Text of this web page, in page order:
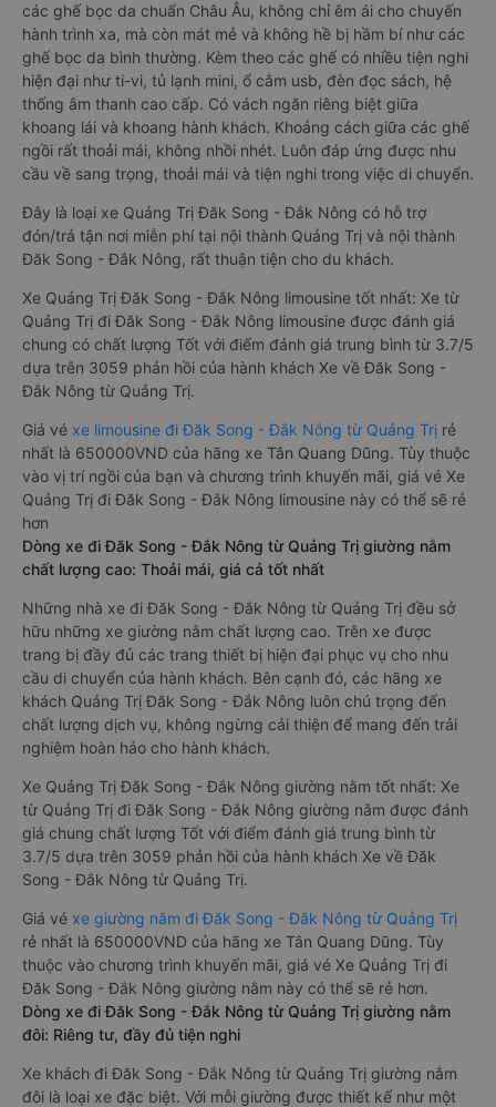
các ghế bọc da chuẩn Châu Âu, không chỉ êm ái cho chuyến
hành trình xa, mà còn mát mẻ và không hề bị hầm bí như các
ghế bọc da bình thường. Kèm theo các ghế có nhiều tiện nghi
hiện đại như ti-vi, tủ lạnh mini, ổ cắm usb, đèn đọc sách, hệ
thống âm thanh cao cấp. Có vách ngăn riêng biệt giữa
khoang lái và khoang hành khách. Khoảng cách giữa các ghế
ngồi rất thoải mái, không nhồi nhét. Luôn đáp ứng được nhu
cầu về sang trọng, thoải mái và tiện nghi trong việc di chuyển.
Đây là loại xe Quảng Trị Đăk Song - Đắk Nông có hỗ trợ
đón/trả tận nơi miễn phí tại nội thành Quảng Trị và nội thành
Đăk Song - Đắk Nông, rất thuận tiện cho du khách.
Xe Quảng Trị Đăk Song - Đắk Nông limousine tốt nhất: Xe từ
Quảng Trị đi Đăk Song - Đắk Nông limousine được đánh giá
chung có chất lượng Tốt với điểm đánh giá trung bình từ 3.7/5
dựa trên 3059 phản hồi của hành khách Xe về Đăk Song -
Đắk Nông từ Quảng Trị.
Giá vé xe limousine đi Đăk Song - Đắk Nông từ Quảng Trị rẻ
nhất là 650000VND của hãng xe Tân Quang Dũng. Tùy thuộc
vào vị trí ngồi của bạn và chương trình khuyến mãi, giá vé Xe
Quảng Trị đi Đăk Song - Đắk Nông limousine này có thể sẽ rẻ
hơn
Dòng xe đi Đăk Song - Đắk Nông từ Quảng Trị giường nằm
chất lượng cao: Thoải mái, giá cả tốt nhất
Những nhà xe đi Đăk Song - Đắk Nông từ Quảng Trị đều sở
hữu những xe giường nằm chất lượng cao. Trên xe được
trang bị đầy đủ các trang thiết bị hiện đại phục vụ cho nhu
cầu di chuyển của hành khách. Bên cạnh đó, các hãng xe
khách Quảng Trị Đăk Song - Đắk Nông luôn chú trọng đến
chất lượng dịch vụ, không ngừng cải thiện để mang đến trải
nghiệm hoàn hảo cho hành khách.
Xe Quảng Trị Đăk Song - Đắk Nông giường nằm tốt nhất: Xe
từ Quảng Trị đi Đăk Song - Đắk Nông giường nằm được đánh
giá chung chất lượng Tốt với điểm đánh giá trung bình từ
3.7/5 dựa trên 3059 phản hồi của hành khách Xe về Đăk
Song - Đắk Nông từ Quảng Trị.
Giá vé xe giường nằm đi Đăk Song - Đắk Nông từ Quảng Trị
rẻ nhất là 650000VND của hãng xe Tân Quang Dũng. Tùy
thuộc vào chương trình khuyến mãi, giá vé Xe Quảng Trị đi
Đăk Song - Đắk Nông giường nằm này có thể sẽ rẻ hơn.
Dòng xe đi Đăk Song - Đắk Nông từ Quảng Trị giường nằm
đôi: Riêng tư, đầy đủ tiện nghi
Xe khách đi Đăk Song - Đắk Nông từ Quảng Trị giường nằm
đôi là loại xe đặc biệt. Với mỗi giường được thiết kế như một